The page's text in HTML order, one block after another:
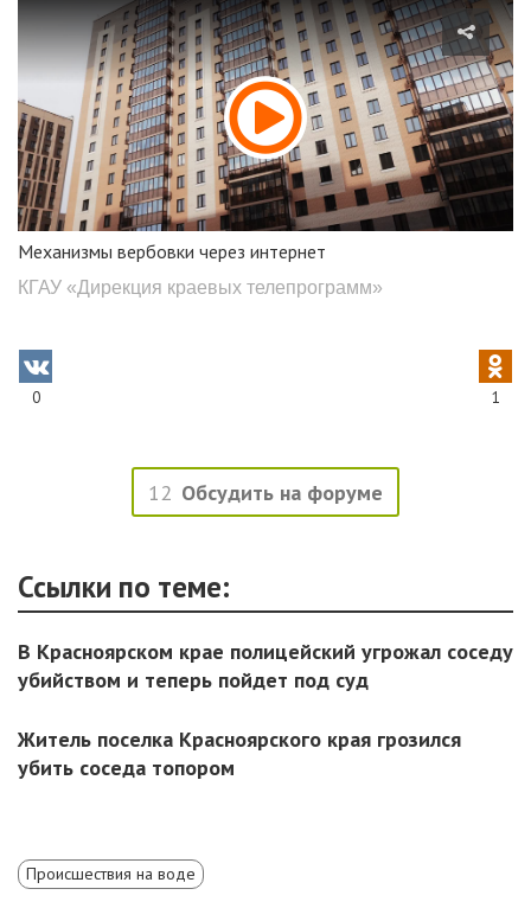
Механизмы вербовки через интернет
КГАУ «Дирекция краевых телепрограмм»
0 1
12 Обсудить на форуме
Ссылки по теме:
В Красноярском крае полицейский угрожал соседу
убийством и теперь пойдет под суд
Житель поселка Красноярского края грозился
убить соседа топором
Происшествия на воде